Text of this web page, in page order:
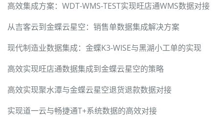
高效集成方案：WDT-WMS-TEST实现旺店通WMS数据对接
从吉客云到金蝶云星空：销售单数据集成解决方案
现代制造业数据集成：金蝶K3-WISE与黑湖小工单的实现
高效实现旺店通数据集成到金蝶云星空的策略
高效实现聚水潭与金蝶云星空退货退款数据对接
实现道一云与畅捷通T+系统数据的高效对接